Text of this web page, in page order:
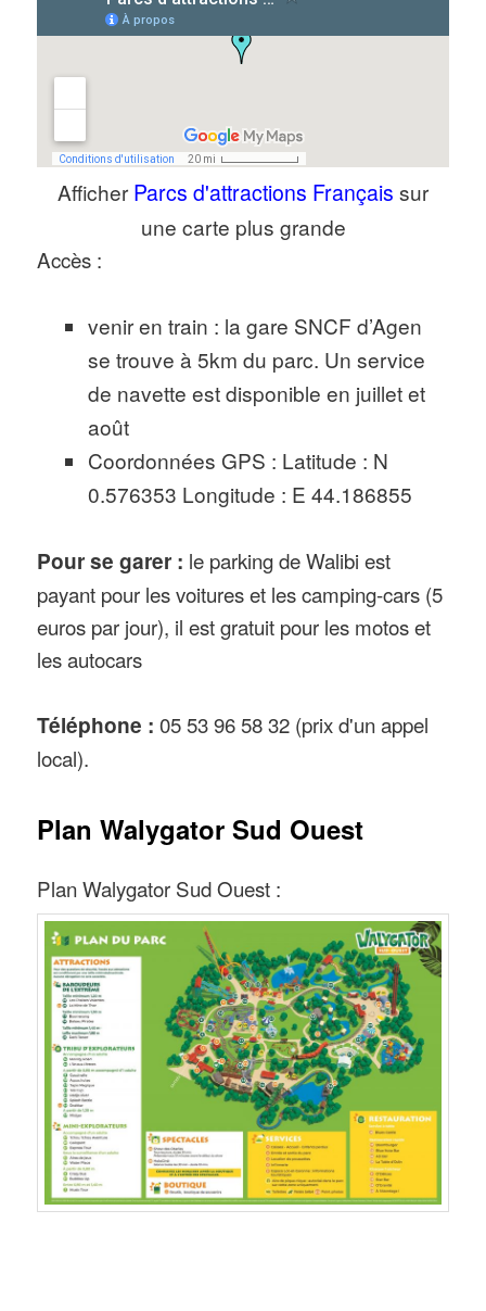
AfficherParcs d'attractions Français sur
une carte plus grande
Accès :
venir en train : la gare SNCF d’Agen
se trouve à 5km du parc. Un service
de navette est disponible en juillet et
août
Coordonnées GPS : Latitude : N
0.576353 Longitude : E 44.186855
Pour se garer : le parking de Walibi est
payant pour les voitures et les camping-cars (5
euros par jour), il est gratuit pour les motos et
les autocars
Téléphone :05 53 96 58 32 (prix d'un appel
local).
Plan Walygator Sud Ouest
Plan Walygator Sud Ouest :